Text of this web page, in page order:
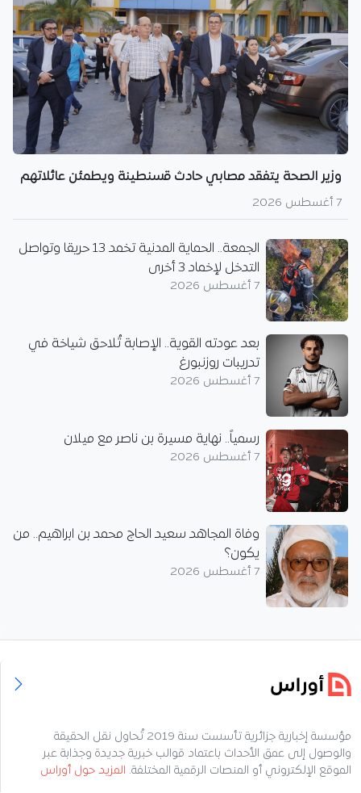
وزير الصحة يتفقد مصابي حادث قسنطينة ويطمئن عائلاتهم
7 أغسطس 2026
الجمعة.. الحماية المدنية تخمد 13 حريقا وتواصل
التدخل لإخماد 3 أخرى
7 أغسطس 2026
بعد عودته القوية.. الإصابة تُلاحق شياخة في
تدريبات روزنبورغ
7 أغسطس 2026
رسمياً.. نهاية مسيرة بن ناصر مع ميلان
7 أغسطس 2026
وفاة المجاهد سعيد الحاج محمد بن ابراهيم.. من
يكون؟
7 أغسطس 2026
مؤسسة إخبارية جزائرية تأسست سنة 2019 تُحاول نقل الحقيقة
والوصول إلى عمق الأحداث باعتماد قوالب خبرية جديدة وجذابة عبر
الموقع الإلكتروني أو المنصات الرقمية المختلفة. المزيد حول أوراس